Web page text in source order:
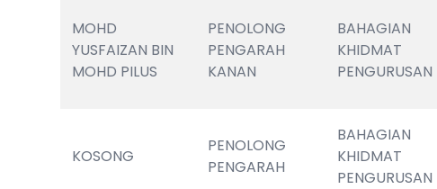
MOHD
YUSFAIZAN BIN
MOHD PILUS
PENOLONG
PENGARAH
KANAN
BAHAGIAN
KHIDMAT
PENGURUSAN
KOSONG
PENOLONG
PENGARAH
BAHAGIAN
KHIDMAT
PENGURUSAN